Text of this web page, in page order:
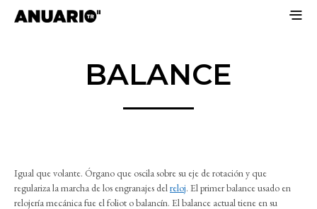
BALANCE
Igual que volante. Órgano que oscila sobre su eje de rotación y que
regulariza la marcha de los engranajes delreloj. El primer balance usado en
relojería mecánica fue el foliot o balancín. El balance actual tiene en su